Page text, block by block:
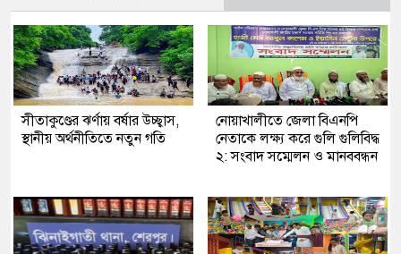
সীতাকুণ্ডের ঝর্ণায় বর্ষার উচ্ছ্বাস,
স্থানীয় অর্থনীতিতে নতুন গতি
নোয়াখালীতে জেলা বিএনপি
নেতাকে লক্ষ্য করে গুলি গুলিবিদ্ধ
২: সংবাদ সম্মেলন ও মানববন্ধন